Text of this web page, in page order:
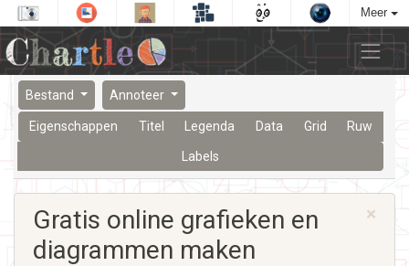
Meer
Bestand Annoteer
Eigenschappen Titel Legenda Data Grid Ruw
Labels
×
Gratis online grafieken en
diagrammen maken